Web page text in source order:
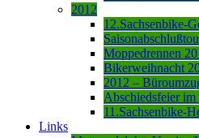
2012
12.Sachsenbike-
Moppedrennen
Bikerweihnacht
2012 –
Abschiedsfeier
11.Sachsenbike-
Links